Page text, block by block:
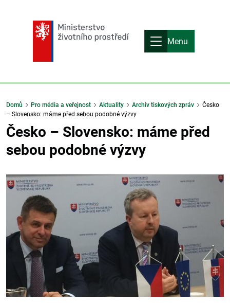
Menu
Domů Pro média a veřejnost Aktuality Archiv tiskových zpráv
Česko
– Slovensko: máme před sebou podobné výzvy
Česko – Slovensko: máme před
sebou podobné výzvy